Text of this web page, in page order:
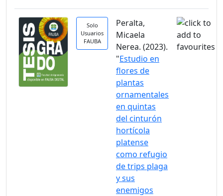
Solo
Usuarios
FAUBA
Peralta,
Micaela
Nerea. (2023).
"Estudio en
flores de
plantas
ornamentales
en quintas
del cinturón
hortícola
platense
como refugio
de trips plaga
y sus
enemigos